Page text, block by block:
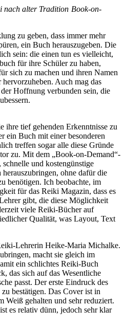
Book-on-
zu geben, dass immer mehr
ein Buch herauszugeben. Die
sein: die einen tun es vielleicht,
für ihre Schüler zu haben,
sich zu machen und ihren Namen
Auch mag das
Hoffnung verbunden sein, die
ihre tief gehenden Erkenntnisse zu
ein Buch mit einer besonderen
treffen sogar alle diese Gründe
zu. Mit dem „Book-on-Demand“-
und kostengünstige
ohne dafür die
benötigen. Ich beobachte, im
für das Reiki Magazin, dass es
gibt, die diese Möglichkeit
viele Reiki-Bücher auf
Qualität, was Layout, Text
Lehrerin Heike-Maria Michalke.
macht sie gleich im
ein schlichtes Reiki-Buch
das sich auf das Wesentliche
passt. Der erste Eindruck des
bestätigen. Das Cover ist in
Weiß gehalten und sehr reduziert.
es relativ dünn, jedoch sehr klar